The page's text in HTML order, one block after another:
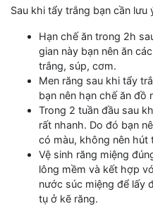
Sau khi tẩy trắng bạn cần lưu
Hạn chế ăn trong 2h
gian này bạn nên ăn
trắng, súp, cơm.
Men răng sau khi tẩy
bạn nên hạn chế ăn đồ
Trong 2 tuần đầu sau
rất nhanh. Do đó bạn
có màu, không nên hút
Vệ sinh răng miệng
lông mềm và kết hợp
nước súc miệng để lấy
tụ ở kẽ răng.